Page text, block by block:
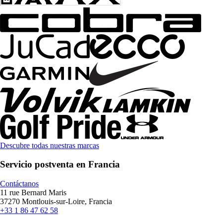
Descubre todas nuestras marcas
Servicio postventa en Francia
Contáctanos
11 rue Bernard Maris
37270 Montlouis-sur-Loire, Francia
+33 1 86 47 62 58